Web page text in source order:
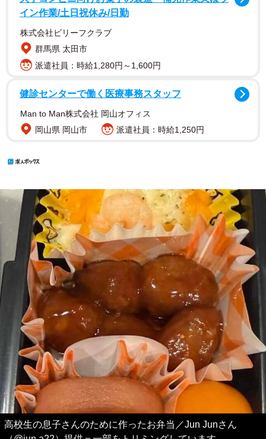
イン作業/土日祝休み/日勤
株式会社ビリーフクラブ
群馬県 太田市
派遣社員：時給1,280円～1,600円
健診センターで働く医療事務スタッフ
Man to Man株式会社 岡山オフィス
岡山県 岡山市
派遣社員：時給1,250円
高校生の息子さんのために作ったお弁当／Jun Junさん